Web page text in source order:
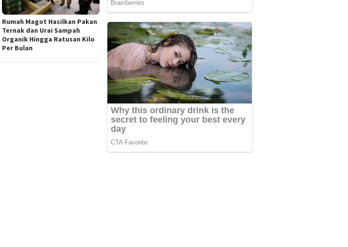
Rumah Magot Hasilkan Pakan
Ternak dan Urai Sampah
Organik Hingga Ratusan Kilo
Per Bulan